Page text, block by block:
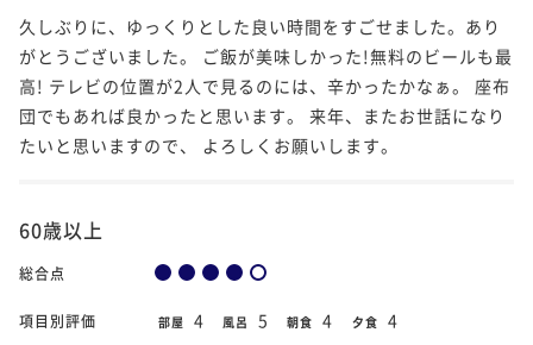
久しぶりに、ゆっくりとした良い時間をすごせました。あり
がとうございました。 ご飯が美味しかった!無料のビールも最
高! テレビの位置が2人で見るのには、辛かったかなぁ。 座布
団でもあれば良かったと思います。 来年、またお世話になり
たいと思いますので、 よろしくお願いします。
60歳以上
総合点
項目別評価 部屋 4 風呂 5 朝食 4 夕食 4